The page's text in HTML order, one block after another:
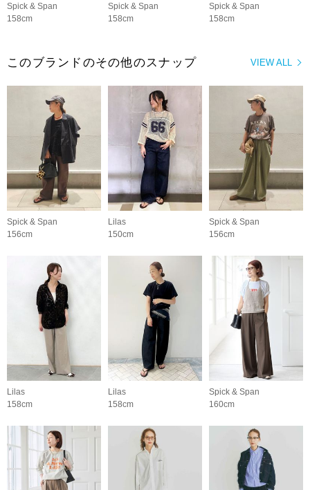
Spick & Span
158cm
Spick & Span
158cm
Spick & Span
158cm
VIEW ALL
このブランドのその他のスナップ
Spick & Span
156cm
Lilas
150cm
Spick & Span
156cm
Lilas
158cm
Lilas
158cm
Spick & Span
160cm